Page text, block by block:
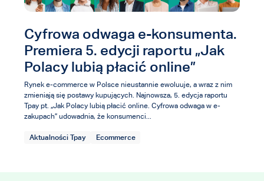
Cyfrowa odwaga e-konsumenta.
Premiera 5. edycji raportu „Jak
Polacy lubią płacić online”
Rynek e-commerce w Polsce nieustannie ewoluuje, a wraz z nim
zmieniają się postawy kupujących. Najnowsza, 5. edycja raportu
Tpay pt. „Jak Polacy lubią płacić online. Cyfrowa odwaga w e-
zakupach” udowadnia, że konsumenci...
Aktualności Tpay Ecommerce